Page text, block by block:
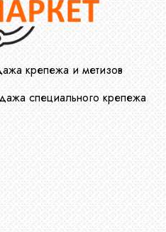
крепежа и метизов
специального крепежа